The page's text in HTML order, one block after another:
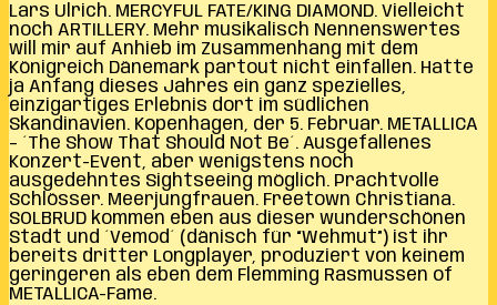
Lars Ulrich. MERCYFUL FATE/KING DIAMOND. Vielleicht
noch ARTILLERY. Mehr musikalisch Nennenswertes
will mir auf Anhieb im Zusammenhang mit dem
Königreich Dänemark partout nicht einfallen. Hatte
ja Anfang dieses Jahres ein ganz spezielles,
einzigartiges Erlebnis dort im südlichen
Skandinavien. Kopenhagen, der 5. Februar. METALLICA
– ´The Show That Should Not Be´. Ausgefallenes
Konzert-Event, aber wenigstens noch
ausgedehntes Sightseeing möglich. Prachtvolle
Schlösser. Meerjungfrauen. Freetown Christiana.
SOLBRUD kommen eben aus dieser wunderschönen
Stadt und ´Vemod´ (dänisch für “Wehmut”) ist ihr
bereits dritter Longplayer, produziert von keinem
geringeren als eben dem Flemming Rasmussen of
METALLICA-Fame.